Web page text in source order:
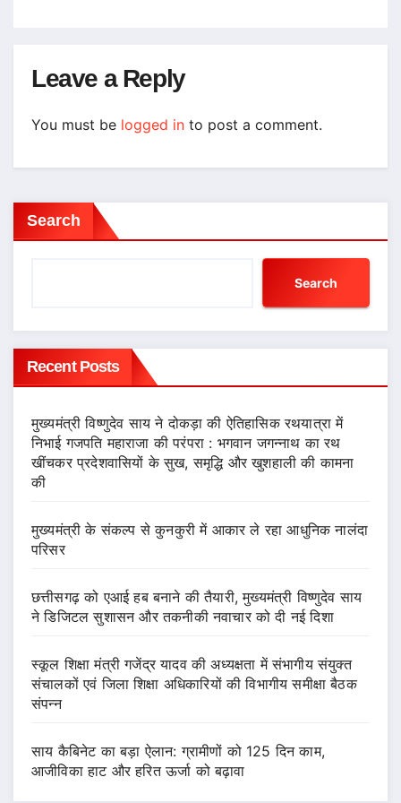
Leave a Reply
You must be logged in to post a comment.
Search
Search
Recent Posts
मुख्यमंत्री विष्णुदेव साय ने दोकड़ा की ऐतिहासिक रथयात्रा में
निभाई गजपति महाराजा की परंपरा : भगवान जगन्नाथ का रथ
खींचकर प्रदेशवासियों के सुख, समृद्धि और खुशहाली की कामना
की
मुख्यमंत्री के संकल्प से कुनकुरी में आकार ले रहा आधुनिक नालंदा
परिसर
छत्तीसगढ़ को एआई हब बनाने की तैयारी, मुख्यमंत्री विष्णुदेव साय
ने डिजिटल सुशासन और तकनीकी नवाचार को दी नई दिशा
स्कूल शिक्षा मंत्री गजेंद्र यादव की अध्यक्षता में संभागीय संयुक्त
संचालकों एवं जिला शिक्षा अधिकारियों की विभागीय समीक्षा बैठक
संपन्न
साय कैबिनेट का बड़ा ऐलान: ग्रामीणों को 125 दिन काम,
आजीविका हाट और हरित ऊर्जा को बढ़ावा